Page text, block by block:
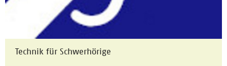
Technik für Schwerhörige